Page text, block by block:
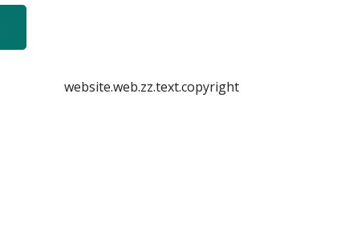
website.web.zz.text.copyright